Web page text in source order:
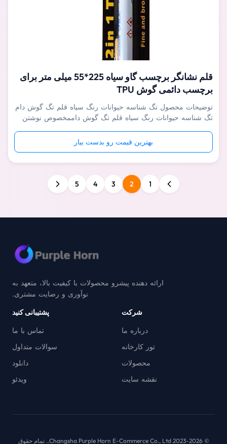
قلم نشانگر برچسب گاو سیاه 225*55 میلی متر برای
برچسب دائمی گوش TPU
توضیحات محصول تگ شناسه حیوانات رنگ سیاه قلم تگ گوش دام
تگ شناسه حیوانات رنگ سیاه قلم تگ گوش داممخصوص نوشتن
خوک، گاو، گاو و سایر حیوانات است.شما می توانید هر محتوایی را
روی برچسب گوش برای علامت گذاری حیوانات بنویسید، جوهر
بهترین قیمت رو بدست بیار
1
2
3
4
5
ارائه دهنده پیشرو محصولات با کیفیت بالا، متعهد به
نوآوری و رضایت مشتری.
شرکت
درباره ما
تور کارخانه
محصولات
نقشه سایت
پشتیبانی کنید
تماس با ما
سوالات متداول
دانلود
ویدئو
© 2023-2026 Changsha Purple Horn E-Commerce Co., Ltd.. تمام حقوق